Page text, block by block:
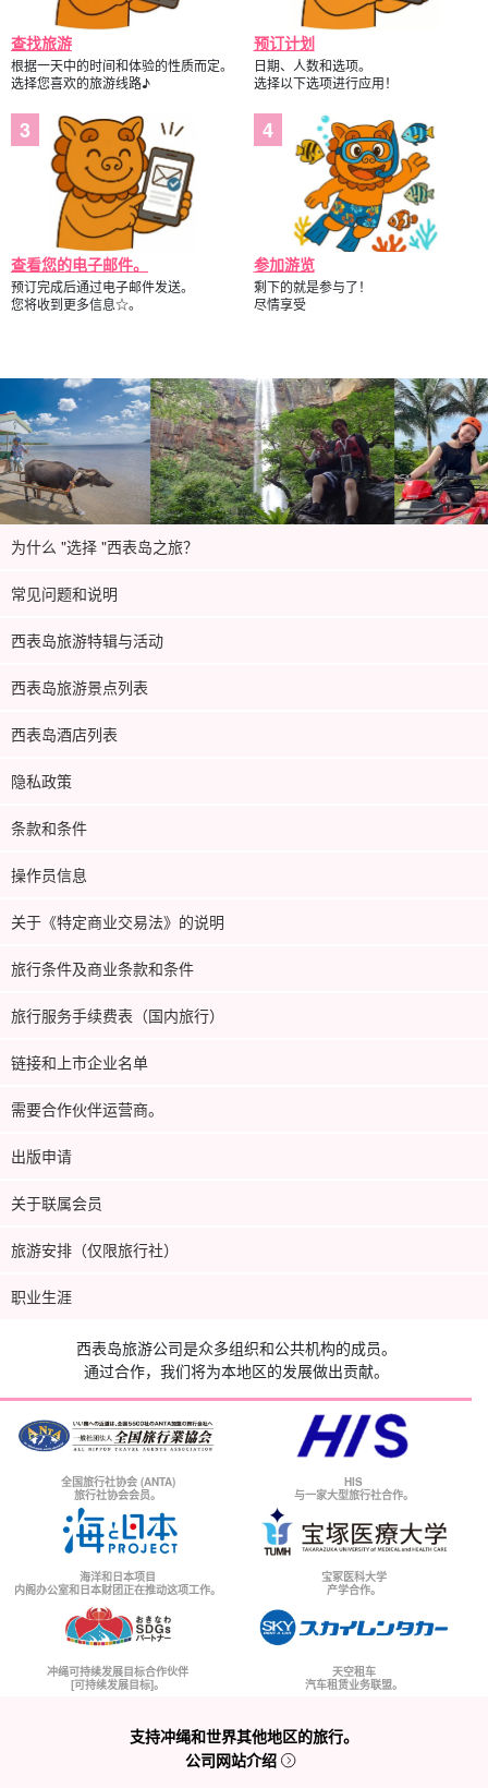
查找旅游
根据一天中的时间和体验的性质而定。
选择您喜欢的旅游线路♪
预订计划
日期、人数和选项。
选择以下选项进行应用！
查看您的电子邮件。
预订完成后通过电子邮件发送。
您将收到更多信息☆。
参加游览
剩下的就是参与了！
尽情享受
为什么 "选择 "西表岛之旅？
常见问题和说明
西表岛旅游特辑与活动
西表岛旅游景点列表
西表岛酒店列表
隐私政策
条款和条件
操作员信息
关于《特定商业交易法》的说明
旅行条件及商业条款和条件
旅行服务手续费表（国内旅行）
链接和上市企业名单
需要合作伙伴运营商。
出版申请
关于联属会员
旅游安排（仅限旅行社）
职业生涯
西表岛旅游公司是众多组织和公共机构的成员。
通过合作，我们将为本地区的发展做出贡献。
全国旅行社协会 (ANTA)
旅行社协会会员。
HIS
与一家大型旅行社合作。
海洋和日本项目
内阁办公室和日本财团正在推动这项工作。
宝冢医科大学
产学合作。
冲绳可持续发展目标合作伙伴
[可持续发展目标]。
天空租车
汽车租赁业务联盟。
支持冲绳和世界其他地区的旅行。
公司网站介绍